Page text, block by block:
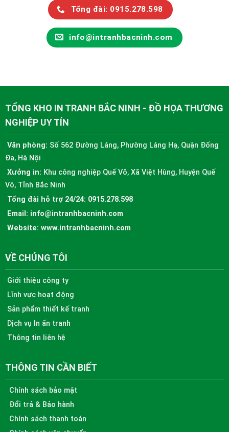
Tổng đài: 0915.278.598
info@intranhbacninh.com
TỔNG KHO IN TRANH BẮC NINH - ĐỒ HỌA THƯƠNG
NGHIỆP UY TÍN
Văn phòng: Số 562 Đường Láng, Phường Láng Hạ, Quận Đống
Đa, Hà Nội
Xưởng in: Khu công nghiệp Quế Võ, Xã Việt Hùng, Huyện Quế
Võ, Tỉnh Bắc Ninh
Tổng đài hỗ trợ 24/24: 0915.278.598
Email: info@intranhbacninh.com
Website: www.intranhbacninh.com
VỀ CHÚNG TÔI
Giới thiệu công ty
Lĩnh vực hoạt động
Sản phẩm thiết kế tranh
Dịch vụ In ấn tranh
Thông tin liên hệ
THÔNG TIN CẦN BIẾT
Chính sách bảo mật
Đổi trả & Bảo hành
Chính sách thanh toán